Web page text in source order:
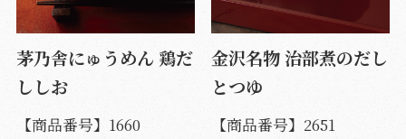
茅乃舎にゅうめん 鶏だ
ししお
【商品番号】 1660
金沢名物 治部煮のだし
とつゆ
【商品番号】 2651